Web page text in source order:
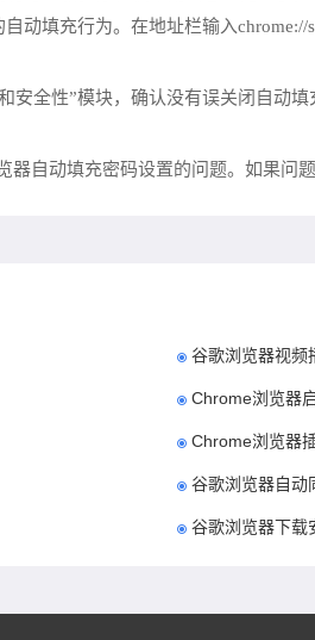
动填充行为。在地址栏输入
安全性”模块，确认没有误关闭自动
自动填充密码设置的问题。如果问
谷歌浏览器视频
Chrome浏览器
Chrome浏览器
谷歌浏览器自动
谷歌浏览器下载